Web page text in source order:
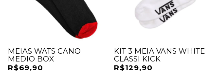
MEIAS WATS CANO
MEDIO BOX
R$69,90
KIT 3 MEIA VANS WHITE
CLASSI KICK
R$129,90